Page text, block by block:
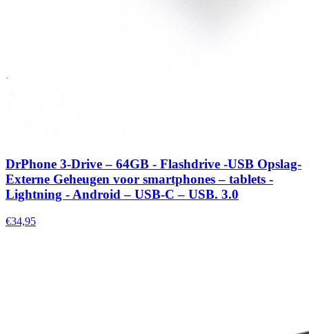
DrPhone 3-Drive – 64GB - Flashdrive -USB Opslag-
Externe Geheugen voor smartphones – tablets -
Lightning - Android – USB-C – USB. 3.0
€34,95